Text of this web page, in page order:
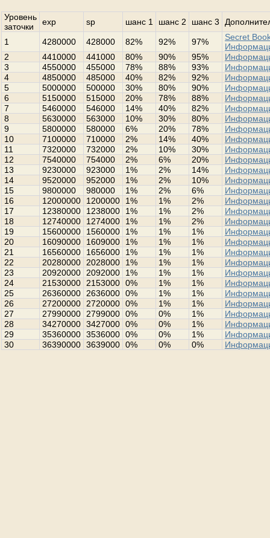
Уровень
заточки
exp sp шанс 1 шанс 2 шанс 3
1 4280000 428000 82% 92% 97%
Secret
2
4410000 441000 80% 90% 95%
3
4550000 455000 78% 88% 93%
4
4850000 485000 40% 82% 92%
5
5000000 500000 30% 80% 90%
6
5150000 515000 20% 78% 88%
7
5460000 546000 14% 40% 82%
8
5630000 563000 10% 30% 80%
9
5800000 580000 6% 20% 78%
10
7100000 710000 2% 14% 40%
11
7320000 732000 2% 10% 30%
12
7540000 754000 2% 6% 20%
13
9230000 923000 1% 2% 14%
14
9520000 952000 1% 2% 10%
15
9800000 980000 1% 2% 6%
16
12000000 1200000 1% 1% 2%
17
12380000 1238000 1% 1% 2%
18
12740000 1274000 1% 1% 2%
19
15600000 1560000 1% 1% 1%
20
16090000 1609000 1% 1% 1%
21
16560000 1656000 1% 1% 1%
22
20280000 2028000 1% 1% 1%
23
20920000 2092000 1% 1% 1%
24
21530000 2153000 0% 1% 1%
25
26360000 2636000 0% 1% 1%
26
27200000 2720000 0% 1% 1%
27
27990000 2799000 0% 0% 1%
28
34270000 3427000 0% 0% 1%
29
35360000 3536000 0% 0% 1%
30
36390000 3639000 0% 0% 0%